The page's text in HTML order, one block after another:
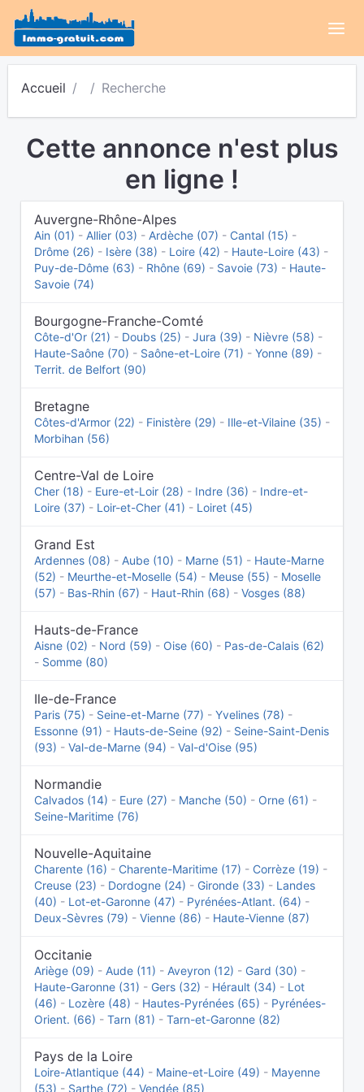
Accueil Recherche
Cette annonce n'est plus
en ligne !
Auvergne-Rhône-Alpes
Ain (01) - Allier (03) - Ardèche (07) - Cantal (15) -
Drôme (26) - Isère (38) - Loire (42) - Haute-Loire (43) -
Puy-de-Dôme (63) - Rhône (69) - Savoie (73) - Haute-
Savoie (74)
Bourgogne-Franche-Comté
Côte-d'Or (21) - Doubs (25) - Jura (39) - Nièvre (58) -
Haute-Saône (70) - Saône-et-Loire (71) - Yonne (89) -
Territ. de Belfort (90)
Bretagne
Côtes-d'Armor (22) - Finistère (29) - Ille-et-Vilaine (35) -
Morbihan (56)
Centre-Val de Loire
Cher (18) - Eure-et-Loir (28) - Indre (36) - Indre-et-
Loire (37) - Loir-et-Cher (41) - Loiret (45)
Grand Est
Ardennes (08) - Aube (10) - Marne (51) - Haute-Marne
(52) - Meurthe-et-Moselle (54) - Meuse (55) - Moselle
(57) - Bas-Rhin (67) - Haut-Rhin (68) - Vosges (88)
Hauts-de-France
Aisne (02) - Nord (59) - Oise (60) - Pas-de-Calais (62)
- Somme (80)
Ile-de-France
Paris (75) - Seine-et-Marne (77) - Yvelines (78) -
Essonne (91) - Hauts-de-Seine (92) - Seine-Saint-Denis
(93) - Val-de-Marne (94) - Val-d'Oise (95)
Normandie
Calvados (14) - Eure (27) - Manche (50) - Orne (61) -
Seine-Maritime (76)
Nouvelle-Aquitaine
Charente (16) - Charente-Maritime (17) - Corrèze (19) -
Creuse (23) - Dordogne (24) - Gironde (33) - Landes
(40) - Lot-et-Garonne (47) - Pyrénées-Atlant. (64) -
Deux-Sèvres (79) - Vienne (86) - Haute-Vienne (87)
Occitanie
Ariège (09) - Aude (11) - Aveyron (12) - Gard (30) -
Haute-Garonne (31) - Gers (32) - Hérault (34) - Lot
(46) - Lozère (48) - Hautes-Pyrénées (65) - Pyrénées-
Orient. (66) - Tarn (81) - Tarn-et-Garonne (82)
Pays de la Loire
Loire-Atlantique (44) - Maine-et-Loire (49) - Mayenne
(53) - Sarthe (72) - Vendée (85)